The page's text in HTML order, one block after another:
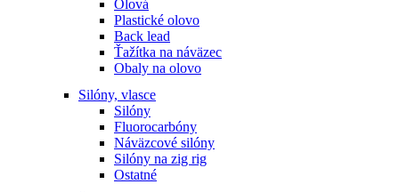
Olová
Plastické olovo
Back lead
Ťažítka na náväzec
Obaly na olovo
Silóny, vlasce
Silóny
Fluorocarbóny
Náväzcové silóny
Silóny na zig rig
Ostatné